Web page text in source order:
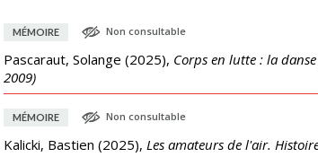
MÉMOIRE Non consultable
Pascaraut, Solange (2025), Corps en lutte : la
2009)
MÉMOIRE Non consultable
Kalicki, Bastien (2025), Les amateurs de l'air.